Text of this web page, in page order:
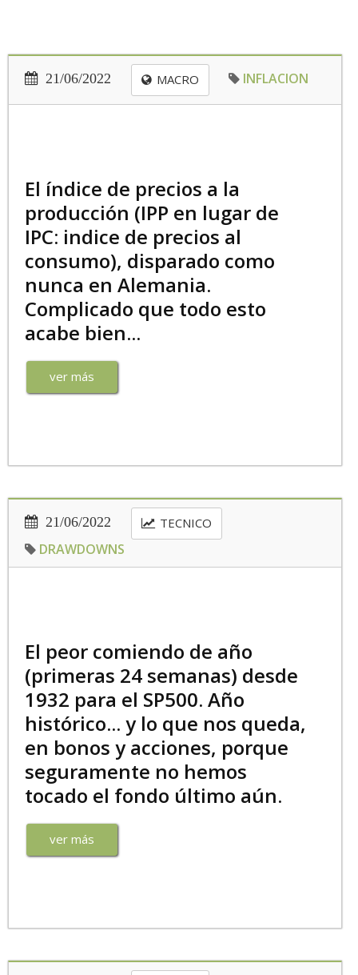
21/06/2022 MACRO INFLACION
El índice de precios a la
producción (IPP en lugar de
IPC: indice de precios al
consumo), disparado como
nunca en Alemania.
Complicado que todo esto
acabe bien...
ver más
21/06/2022 TECNICO
DRAWDOWNS
El peor comiendo de año
(primeras 24 semanas) desde
1932 para el SP500. Año
histórico... y lo que nos queda,
en bonos y acciones, porque
seguramente no hemos
tocado el fondo último aún.
ver más